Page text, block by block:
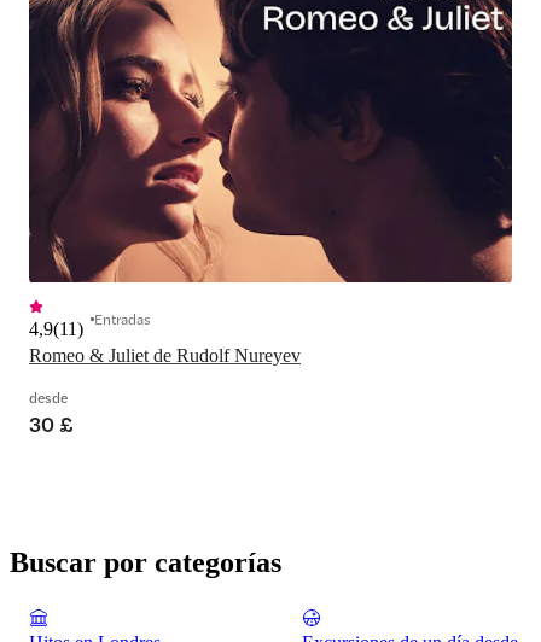
Romeo & Juliet de Rudolf Nureyev
4,9(11) Entradas
desde
30 £
Buscar por categorías